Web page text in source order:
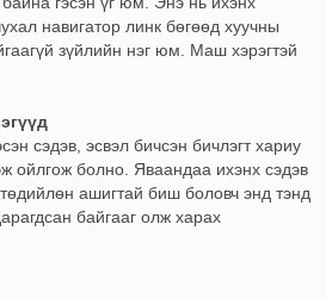
навигатор линк бөгөөд хуучны
зүйлийн нэг юм. Маш хэрэгтэй
сэдэв, эсвэл бичсэн бичлэгт хариу
ойлгож болно. Яваандаа ихэнх сэдэв
ашигтай биш боловч энд тэнд
байгааг олж харах